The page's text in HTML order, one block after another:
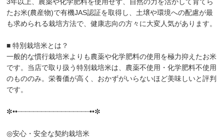
たお米(農産物)で有機JAS認証を取得し、土壌や環境への配慮が最
も求められる栽培方法で、健康志向の方々に大変人気があります。
■ 特別栽培米とは？
一般的な慣行栽培米よりも農薬や化学肥料の使用を極力抑えたお米
です。当店で取り扱う特別栽培米は、農薬不使用・化学肥料不使用
のもののみ。栄養価が高く、おかずがいらないほど美味しいと評判
です。
✼••┈┈┈┈┈┈┈┈┈┈┈┈┈┈┈┈┈┈••✼
◎安心・安全な契約栽培米